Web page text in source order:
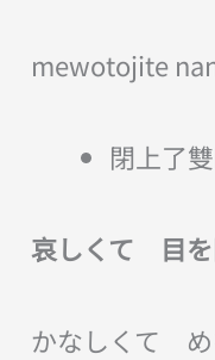
mewotojite
閉上了
哀しくて 目を
かなしくて め